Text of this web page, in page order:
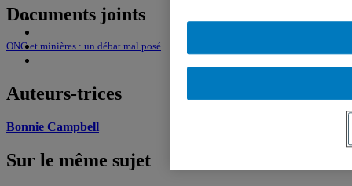
Documents joints
ONG et minières : un débat mal posé
Auteurs-trices
Bonnie Campbell
Sur le même sujet